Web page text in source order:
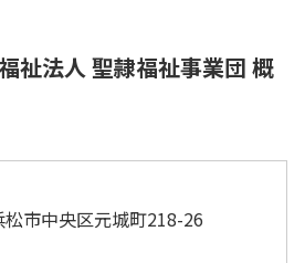
祉法人 聖隷福祉事業団 概
市中央区元城町218-26